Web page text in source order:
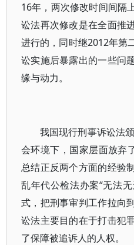
16年，两次修改时间间隔
讼法再次修改是在全面推
进行的，同时继2012年第
讼实施后暴露出的一些问
缘与动力。
我国现行刑事诉讼法
会环境下，国家层面放弃
总结正反两个方面的经验
乱年代公检法办案“无法
式，把刑事审判工作拉向
讼法主要目的在于打击犯
了保障被追诉人的人权。